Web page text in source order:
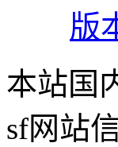
版
本站国
sf网站